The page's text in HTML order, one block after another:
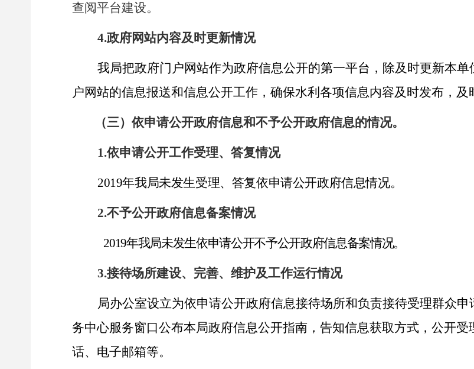
查阅平台建设。
4.政府网站内容及时更新情况
我局把政府门户网站作为政府信息公开的第一平台，除及时更新本
户网站的信息报送和信息公开工作，确保水利各项信息内容及时发布，及
（三）依申请公开政府信息和不予公开政府信息的情况。
1.依申请公开工作受理、答复情况
2019年我局未发生受理、答复依申请公开政府信息情况。
2.不予公开政府信息备案情况
2019年我局未发生依申请公开不予公开政府信息备案情况。
3.接待场所建设、完善、维护及工作运行情况
局办公室设立为依申请公开政府信息接待场所和负责接待受理群众
务中心服务窗口公布本局政府信息公开指南，告知信息获取方式，公开
话、电子邮箱等。